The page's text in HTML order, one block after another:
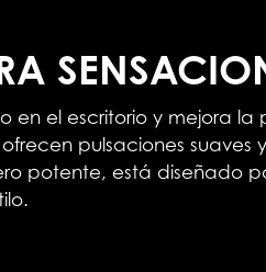
en el escritorio y mejora la
pulsaciones suaves
potente, está diseñado